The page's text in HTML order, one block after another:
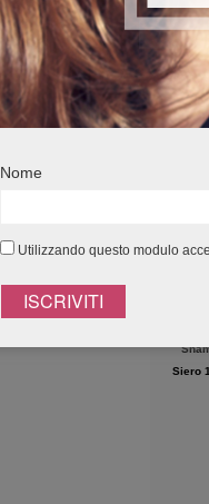
Siero
Nome
Utilizzando questo modulo